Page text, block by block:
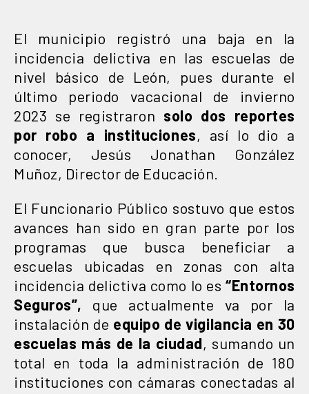
El municipio registró una baja en la
incidencia delictiva en las escuelas de
nivel básico de León, pues durante el
último periodo vacacional de invierno
2023 se registraron solo dos reportes
por robo a instituciones, así lo dio a
conocer, Jesús Jonathan González
Muñoz, Director de Educación.
El Funcionario Público sostuvo que estos
avances han sido en gran parte por los
programas que busca beneficiar a
escuelas ubicadas en zonas con alta
incidencia delictiva como lo es“Entornos
Seguros”, que actualmente va por la
instalación de equipo de vigilancia en 30
escuelas más de la ciudad, sumando un
total en toda la administración de 180
instituciones con cámaras conectadas al